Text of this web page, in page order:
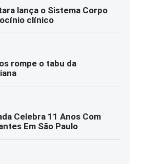
lança o Sistema Corpo
clínico
rompe o tabu da
Celebra 11 Anos Com
Em São Paulo